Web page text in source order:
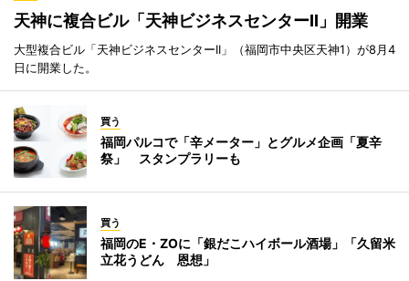
天神に複合ビル「天神ビジネスセンターII」開業
大型複合ビル「天神ビジネスセンターII」（福岡市中央区天神1）が8月4
日に開業した。
買う
福岡パルコで「辛メーター」とグルメ企画「夏辛
祭」 スタンプラリーも
買う
福岡のE・ZOに「銀だこハイボール酒場」「久留米
立花うどん 恩想」